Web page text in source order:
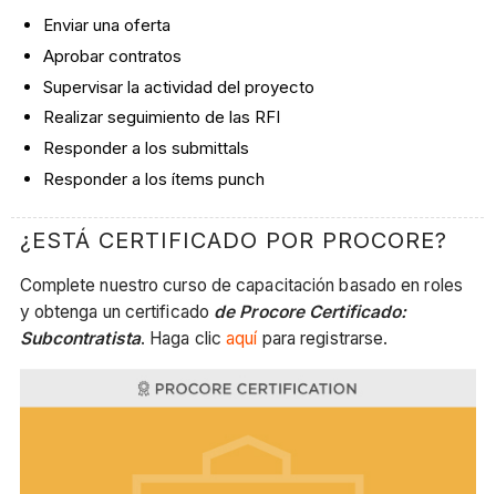
Enviar una oferta
Aprobar contratos
Supervisar la actividad del proyecto
Realizar seguimiento de las RFI
Responder a los submittals
Responder a los ítems punch
¿ESTÁ CERTIFICADO POR PROCORE?
Complete nuestro curso de capacitación basado en roles
y obtenga un certificado de Procore Certificado:
Subcontratista. Haga clicaquí para registrarse.